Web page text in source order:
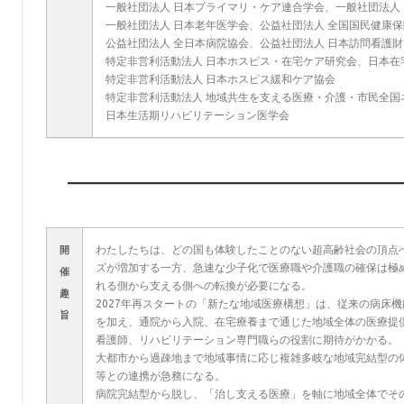
一般社団法人 日本プライマリ・ケア連合学会、一般社団法
一般社団法人 日本老年医学会、公益社団法人 全国国民健康
公益社団法人 全日本病院協会、公益社団法人 日本訪問看護
特定非営利活動法人 日本ホスピス・在宅ケア研究会、日本在
特定非営利活動法人 日本ホスピス緩和ケア協会
特定非営利活動法人 地域共生を支える医療・介護・市民全国
日本生活期リハビリテーション医学会
開
催
趣
旨
わたしたちは、どの国も体験したことのない超高齢社会の頂
ズが増加する一方、急速な少子化で医療職や介護職の確保は
れる側から支える側への転換が必要になる。
2027年再スタートの「新たな地域医療構想」は、従来の病床
を加え、通院から入院、在宅療養まで通じた地域全体の医療
看護師、リハビリテーション専門職らの役割に期待がかかる。
大都市から過疎地まで地域事情に応じ複雑多岐な地域完結型
等との連携が急務になる。
病院完結型から脱し、「治し支える医療」を軸に地域全体で